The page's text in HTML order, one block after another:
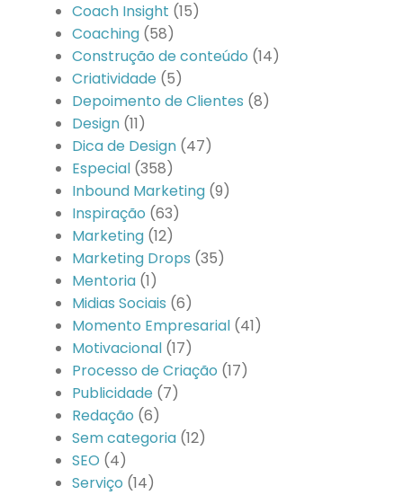
Coach Insight (15)
Coaching (58)
Construção de conteúdo (14)
Criatividade (5)
Depoimento de Clientes (8)
Design (11)
Dica de Design (47)
Especial (358)
Inbound Marketing (9)
Inspiração (63)
Marketing (12)
Marketing Drops (35)
Mentoria (1)
Midias Sociais (6)
Momento Empresarial (41)
Motivacional (17)
Processo de Criação (17)
Publicidade (7)
Redação (6)
Sem categoria (12)
SEO (4)
Serviço (14)